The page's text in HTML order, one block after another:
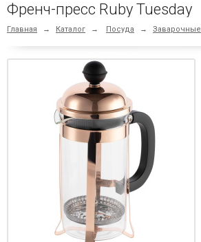
Френч-пресс Ruby Tuesday
Главная → Каталог → Посуда →